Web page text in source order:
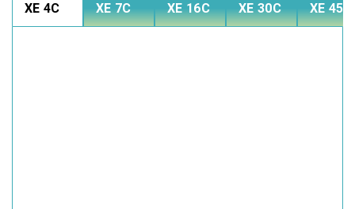
XE 4C XE 7C XE 16C XE 30C XE 45C